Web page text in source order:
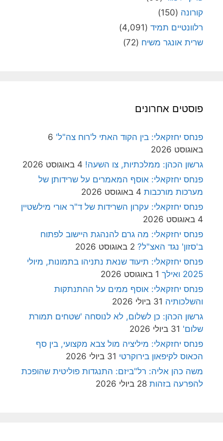
קורונה (150)
רלוונטיים תמיד (4,091)
שרית אונגר משיח (72)
פוסטים אחרונים
פנחס יחזקאלי: בין הקוד האתי ל'רוח צה"ל' 6
באוגוסט 2026
גרשון הכהן: ממלכתיות, צו השעה! 4 באוגוסט 2026
פנחס יחזקאלי: אוסף המאמרים על שרידותן של
מערכות מורכבות 4 באוגוסט 2026
פנחס יחזקאלי: עקרון השרידות של ד"ר אורי מילשטיין
4 באוגוסט 2026
פנחס יחזקאלי: מה גרם להנהגת היישוב לפתוח
ב'סזון' נגד האצ"ל? 2 באוגוסט 2026
פנחס יחזקאלי: תיעוד שנאת נתניהו בתמונות, מיולי
2025 ואילך
1 באוגוסט 2026
פנחס יחזקאלי: אוסף ממים על ההתנתקות
והשלכותיה 31 ביולי 2026
גרשון הכהן: כן לשלום, לא לנוסחה 'שטחים תמורת
שלום' 31 ביולי 2026
פנחס יחזקאלי: מיליציה מול צבא מקצועי, בין סף
הכאוס לקיפאון בירוקרטי 31 ביולי 2026
משה כהן אליה: רל"ביזם: התנגדות פוליטית שהופכת
להפרעה בזהות 28 ביולי 2026